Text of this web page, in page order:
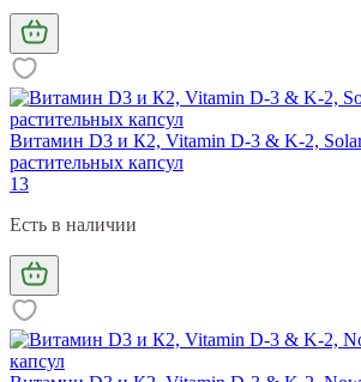
Витамин D3 и К2, Vitamin D-3 & K-2,
растительных капсул
13
Есть в наличии